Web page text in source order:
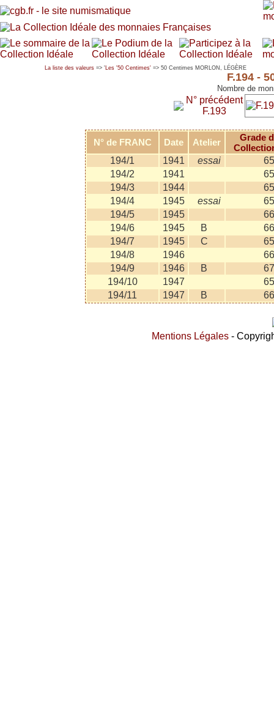
La liste des valeurs => 'Les '50 Centimes' => 50 Centimes MORLON, LÉGÈRE
F.194 -
Nombre de
N° précédent
F.193
N° de FRANC Date Atelier
Grade
194/1
1941 essai
65
194/2
1941
65
194/3
1944
65
194/4
1945 essai
65
194/5
1945
66
194/6
1945 B
66
194/7
1945 C
65
194/8
1946
66
194/9
1946 B
67
194/10
1947
65
194/11
1947 B 66
Mentions Légales -